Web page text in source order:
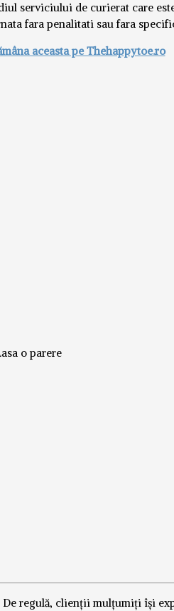
serviciului de curierat care
fara penalitati sau fara
aceasta pe Thehappytoe.ro
regulă, clienții mulțumiți își